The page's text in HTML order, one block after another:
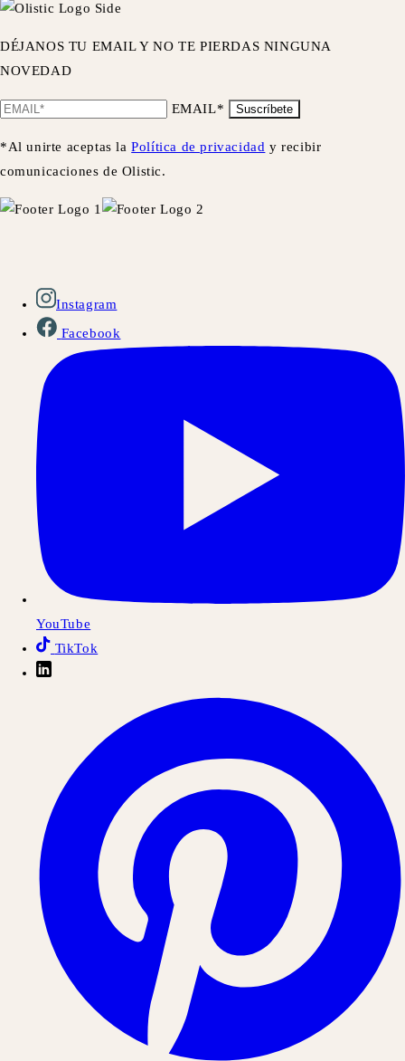
DÉJANOS TU EMAIL Y NO TE PIERDAS NINGUNA
NOVEDAD
EMAIL* Suscríbete
*Al unirte aceptas laPolítica de privacidad y recibir
comunicaciones de Olistic.
Instagram
Facebook
YouTube
TikTok